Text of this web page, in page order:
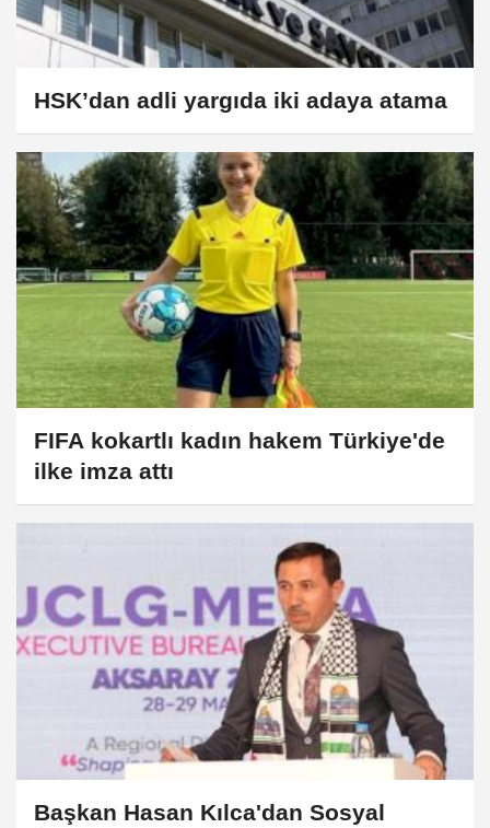
HSK’dan adli yargıda iki adaya atama
FIFA kokartlı kadın hakem Türkiye'de
ilke imza attı
Başkan Hasan Kılca'dan Sosyal